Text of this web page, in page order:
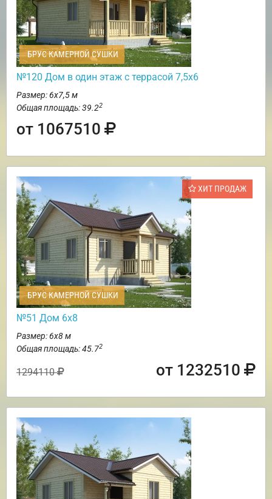
БРУС КАМЕРНОЙ СУШКИ
№120 Дом в один этаж с террасой 7,5х6
Размер: 6х7,5 м
Общая площадь: 39.22
от 1067510
ХИТ ПРОДАЖ
БРУС КАМЕРНОЙ СУШКИ
№51 Дом 6х8
Размер: 6х8 м
Общая площадь: 45.72
1294110 от 1232510